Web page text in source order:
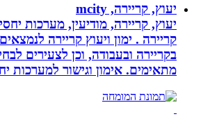
יעוץ, קריירה, mcity
יעוץ, קריירה, מודיעין, מערכות יחסים
קריירה . ימון ויעוץ קריירה לנמצאים
בקריירה ובעבודה, וכן לצעירים לבחירת
מתאימים. אימון וגישור למערכות